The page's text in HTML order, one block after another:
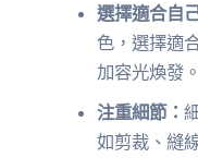
選擇適合自
色，選擇適
加容光煥發。
注重細節：
如剪裁、縫